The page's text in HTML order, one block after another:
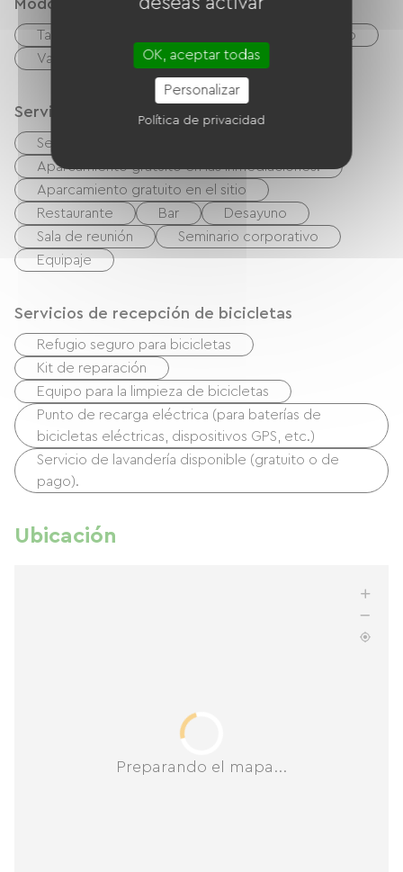
Modos de paiement
Tarjeta De Crédito
Efectivo
Vales de vacaciones (ANCV)
Servicios
Se aceptan mascotas
Aparcamiento gratuito en las inmediaciones.
Aparcamiento gratuito en el sitio
Restaurante
Bar
Desayuno
Sala de reunión
Seminario corporativo
Equipaje
Servicios de recepción de bicicletas
Refugio seguro para bicicletas
Kit de reparación
Equipo para la limpieza de bicicletas
Punto de recarga eléctrica (para baterías de
bicicletas eléctricas, dispositivos GPS, etc.)
Servicio de lavandería disponible (gratuito o de
pago).
Ubicación
Preparando el mapa...
OK, aceptar todas
Personalizar
Política de privacidad